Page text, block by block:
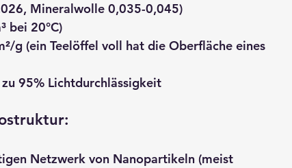
Mineralwolle 0,035-0,045)
bei 20°C)
g (ein Teelöffel voll hat die Oberfläche eines
95% Lichtdurchlässigkeit
Netzwerk von Nanopartikeln (meist